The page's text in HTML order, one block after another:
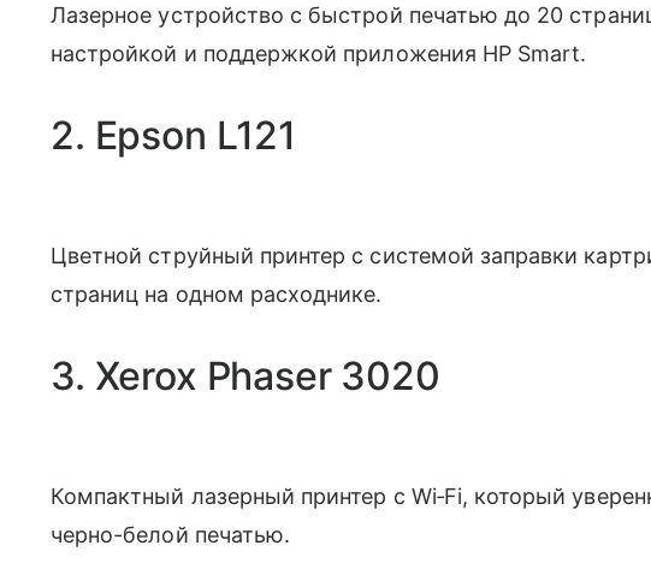
Лазерное устройство с быстрой печатью до 20
настройкой и поддержкой приложения HP Smart.
2. Epson L121
Цветной струйный принтер с системой заправки
страниц на одном расходнике.
3. Xerox Phaser 3020
Компактный лазерный принтер с Wi‑Fi, который
черно-белой печатью.